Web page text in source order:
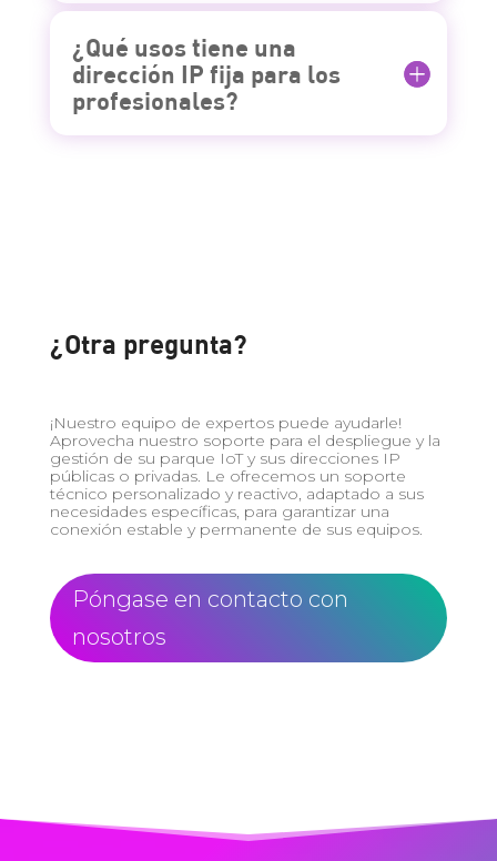
¿Qué usos tiene una
dirección IP fija para los
profesionales?
¿Otra pregunta?
¡Nuestro equipo de expertos puede ayudarle!
Aprovecha nuestro soporte para el despliegue y la
gestión de su parque IoT y sus direcciones IP
públicas o privadas. Le ofrecemos un soporte
técnico personalizado y reactivo, adaptado a sus
necesidades específicas, para garantizar una
conexión estable y permanente de sus equipos.
Póngase en contacto con
nosotros